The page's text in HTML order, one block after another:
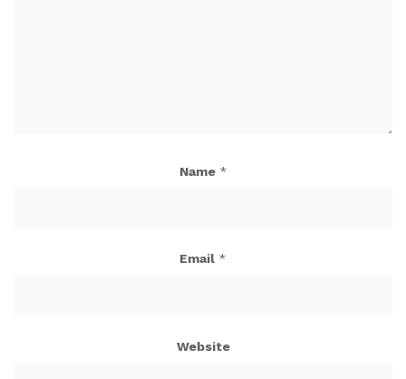
Name *
Email *
Website